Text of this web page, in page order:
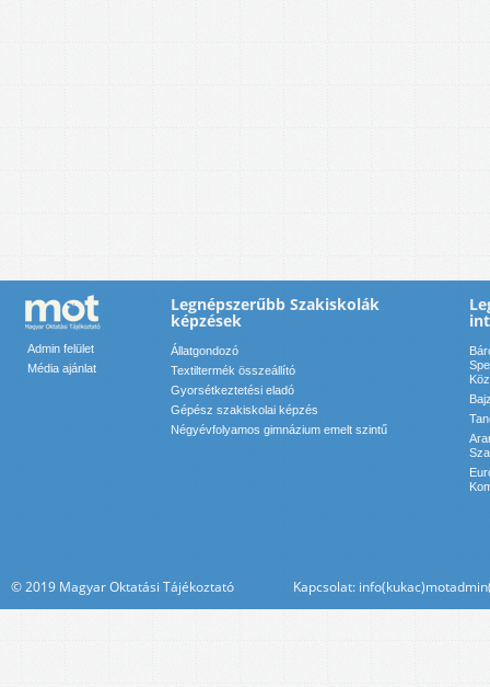
Admin felület
Média ajánlat
Legnépszerűbb Szakiskolák
képzések
Állatgondozó
Textiltermék összeállító
Gyorsétkeztetési eladó
Gépész szakiskolai képzés
Négyévfolyamos gimnázium emelt szintű
© 2019 Magyar Oktatási Tájékoztató Kapcsolat: